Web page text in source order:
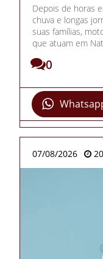
Depois de horas
chuva e longas
suas famílias,
que atuam em
0
07/08/2026